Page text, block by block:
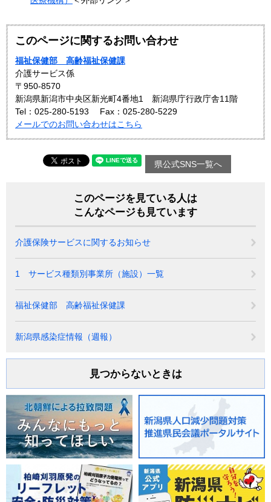
このページに関するお問い合わせ
福祉保健部 高齢福祉保健課
介護サービス係
〒950-8570
新潟県新潟市中央区新光町4番地1 新潟県庁行政庁舎11階
Tel：025-280-5193
Fax：025-280-5229
メールでのお問い合わせはこちら
県公式SNS一覧へ
このページを見ている人は
こんなページも見ています
介護保険サービスに関するお知らせ
1 サービス種類別事業所（施設）一覧
福祉保健部 高齢福祉保健課
新潟県感染症情報（週報）
見つからないときは